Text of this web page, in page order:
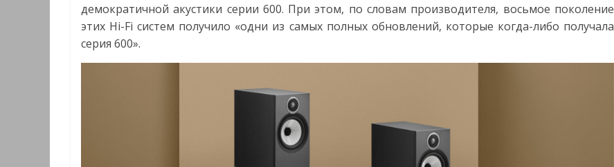
демократичной акустики серии 600. При этом, по словам производителя, восьмое поколение
этих Hi-Fi систем получило «одни из самых полных обновлений, которые когда-либо получала
серия 600».